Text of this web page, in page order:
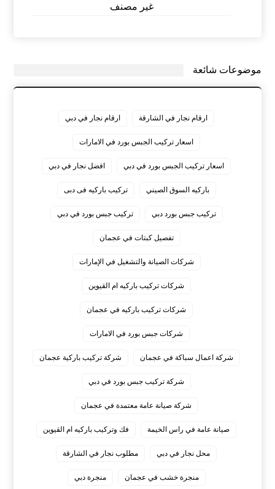
غير مصنف
موضوعات شائعة
ارقام نجار في الشارقة ارقام نجار في دبي
اسعار تركيب الجبس بورد في الامارات
اسعار تركيب الجبس بورد في دبي افضل نجار في دبي
باركيه السوق الصيني تركيب باركيه فى دبى
تركيب جبس بورد دبي تركيب جبس بورد في دبي
تفصيل كبتات في عجمان
شركات الصيانة والتشغيل في الإمارات
شركات تركيب باركيه ام القيوين
شركات تركيب باركيه في عجمان
شركات جبس بورد في الامارات
شركة اعمال سباكة في عجمان شركة تركيب باركية عجمان
شركة تركيب جبس بورد في دبي
شركة صيانة عامة معتمدة في عجمان
صيانة عامة في راس الخيمة فك وتركيب باركيه ام القيوين
محل نجار في دبي مطلوب نجار في الشارقة
منجرة خشب في عجمان منجرة دبي